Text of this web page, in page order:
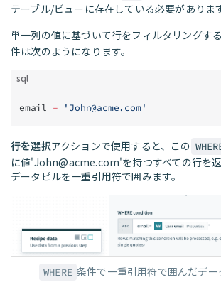
テーブル/ビューに存在している必要があります
単一列の値に基づいて行をフィルタリングす
件は次のようになります。
sql
email = ' John@acme.com'
行を選択アクションで使用すると、この
に値'John@acme.com'を持つすべての行を
データピルを一重引用符で囲みます。
WHERE 条件で一重引用符で囲んだデ